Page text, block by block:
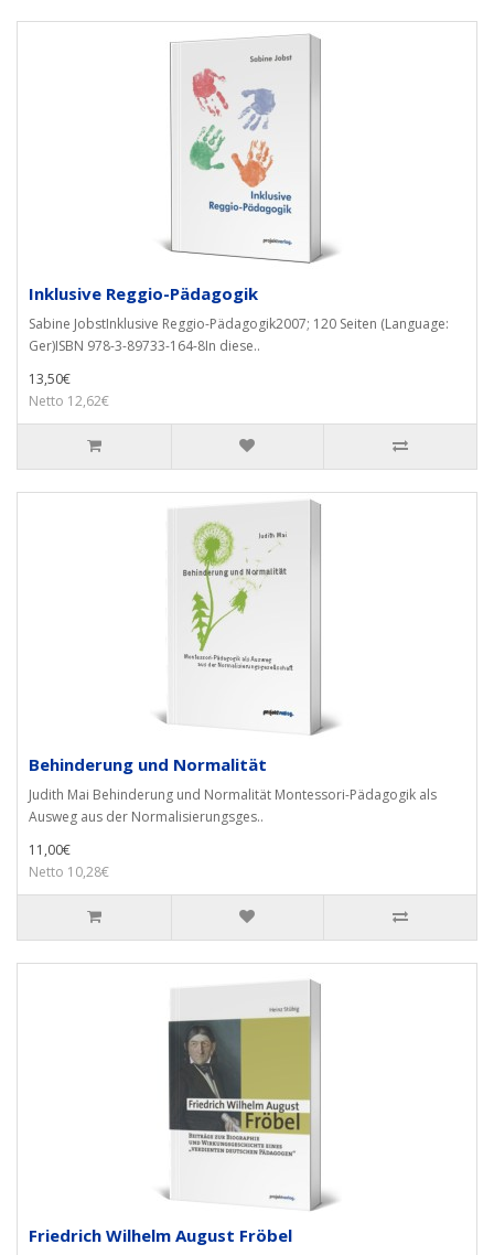
Inklusive Reggio-Pädagogik
Sabine JobstInklusive Reggio-Pädagogik2007; 120 Seiten (Language:
Ger)ISBN 978-3-89733-164-8In diese..
13,50€
Netto 12,62€
Behinderung und Normalität
Judith Mai Behinderung und Normalität Montessori-Pädagogik als
Ausweg aus der Normalisierungsges..
11,00€
Netto 10,28€
Friedrich Wilhelm August Fröbel